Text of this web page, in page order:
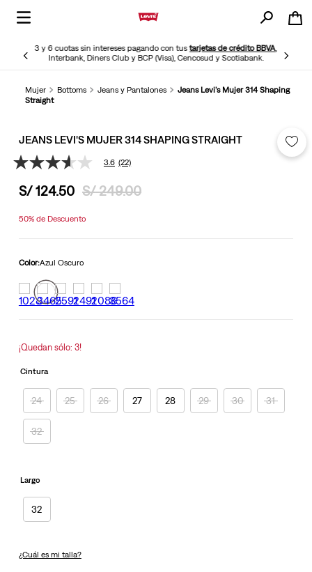
3 y 6 cuotas sin intereses pagando con tustarjetas de crédito BBVA,
Interbank, Diners Club y BCP (Visa), Cencosud y Scotiabank.
Mujer Bottoms Jeans y Pantalones
Jeans Levi's Mujer 314 Shaping
Straight
JEANS LEVI'S MUJER 314 SHAPING STRAIGHT
3.6
5
medio
Read
22
Reviews.
Enlace
en
3.6 (22)
S/ 124.50 S/ 249.00
50%de Descuento
Color:Azul Oscuro
¡Quedan sólo: 3!
Cintura
24 25 26 27 28 29 30 31
32
Largo
32
¿Cuál es mi talla?